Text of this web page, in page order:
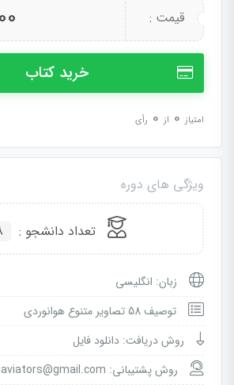
قیمت :
خرید کتاب
امتیاز 0 از 0 رأی
ویژگی های دوره
تعداد دانشجو :
زبان: انگلیسی
توصیف 58 تصاویر متنوع هوانوردی
روش دریافت: دانلود فایل
روش پشتیبانی: iranaviators@gmail.com